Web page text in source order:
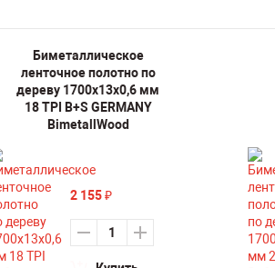
Биметаллическое
ленточное полотно по
дереву 1700х13х0,6 мм
18 TPI B+S GERMANY
BimetallWood
2 155 ₽